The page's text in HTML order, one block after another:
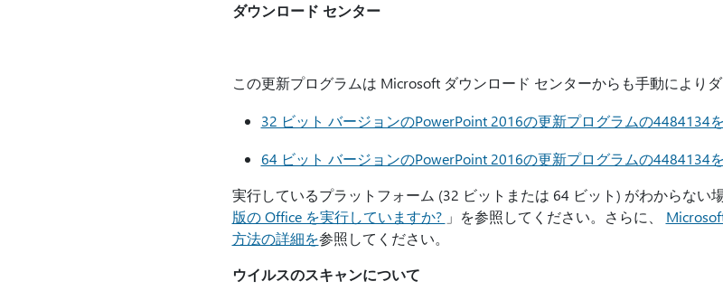
ダウンロード センター
この更新プログラムは Microsoft ダウンロード センターからも手動により
32 ビット バージョンのPowerPoint 2016の更新プログラムの4484134
64 ビット バージョンのPowerPoint 2016の更新プログラムの4484134
実行しているプラットフォーム (32 ビットまたは 64 ビット) がわからない
版の Office を実行していますか? 」を参照してください。さらに、
方法の詳細を参照してください。
ウイルスのスキャンについて